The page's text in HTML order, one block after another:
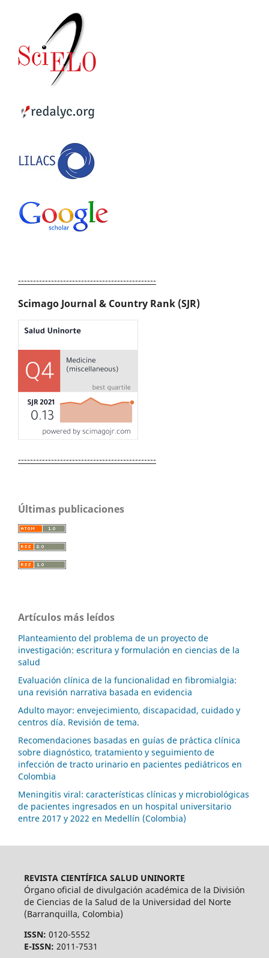
----------------------------------------------
Scimago Journal & Country Rank (SJR)
----------------------------------------------
Últimas publicaciones
Artículos más leídos
Planteamiento del problema de un proyecto de
investigación: escritura y formulación en ciencias de la
salud
Evaluación clínica de la funcionalidad en fibromialgia:
una revisión narrativa basada en evidencia
Adulto mayor: envejecimiento, discapacidad, cuidado y
centros día. Revisión de tema.
Recomendaciones basadas en guías de práctica clínica
sobre diagnóstico, tratamiento y seguimiento de
infección de tracto urinario en pacientes pediátricos en
Colombia
Meningitis viral: características clínicas y microbiológicas
de pacientes ingresados en un hospital universitario
entre 2017 y 2022 en Medellín (Colombia)
REVISTA CIENTÍFICA SALUD UNINORTE
Órgano oficial de divulgación académica de la División
de Ciencias de la Salud de la Universidad del Norte
(Barranquilla, Colombia)
ISSN: 0120-5552
E-ISSN: 2011-7531